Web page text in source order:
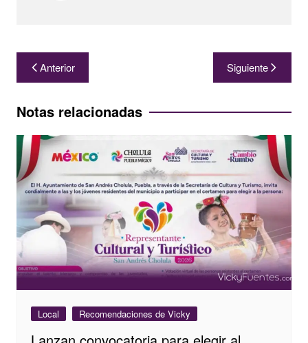
Navegación
de
entradas
Anterior Siguiente
Notas relacionadas
Local Recomendaciones de Vicky